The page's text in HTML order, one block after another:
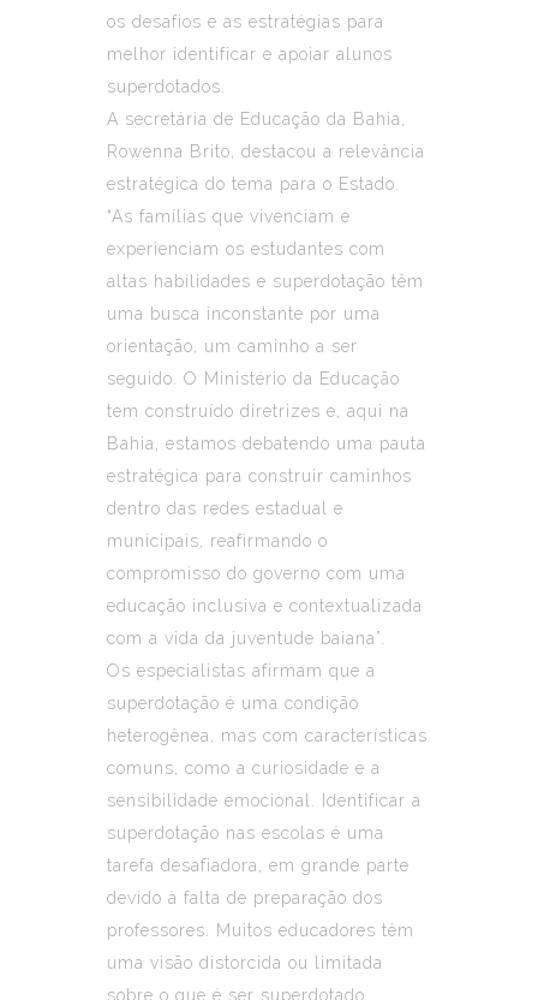
os desafios e as estratégias para
melhor identificar e apoiar alunos
superdotados.
A secretária de Educação da Bahia,
Rowenna Brito, destacou a relevância
estratégica do tema para o Estado.
“As famílias que vivenciam e
experienciam os estudantes com
altas habilidades e superdotação têm
uma busca inconstante por uma
orientação, um caminho a ser
seguido. O Ministério da Educação
tem construído diretrizes e, aqui na
Bahia, estamos debatendo uma pauta
estratégica para construir caminhos
dentro das redes estadual e
municipais, reafirmando o
compromisso do governo com uma
educação inclusiva e contextualizada
com a vida da juventude baiana”.
Os especialistas afirmam que a
superdotação é uma condição
heterogênea, mas com características
comuns, como a curiosidade e a
sensibilidade emocional. Identificar a
superdotação nas escolas é uma
tarefa desafiadora, em grande parte
devido à falta de preparação dos
professores. Muitos educadores têm
uma visão distorcida ou limitada
sobre o que é ser superdotado,